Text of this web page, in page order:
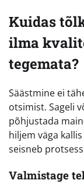
Kuidas
ilma
tegemata?
Säästmine ei
otsimist. Sageli
põhjustada
hiljem väga
seisneb
Valmistage